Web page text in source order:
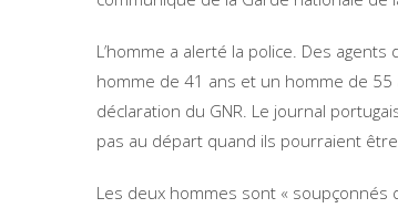
L’homme a alerté la police. Des
homme de 41 ans et un homme de 55
déclaration du GNR. Le journal
pas au départ quand ils pourraient
Les deux hommes sont « soupçonnés